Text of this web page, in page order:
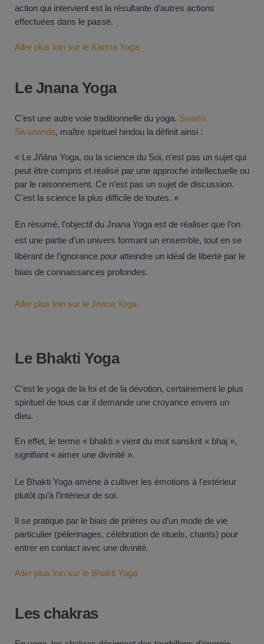
action qui intervient est la résultante d’autres actions
effectuées dans le passé.
Aller plus loin sur le Karma Yoga
Le Jnana Yoga
C’est une autre voie traditionnelle du yoga. Swami
Sivananda, maître spirituel hindou la définit ainsi :
« Le Jñāna Yoga, ou la science du Soi, n’est pas un sujet qui
peut être compris et réalisé par une approche intellectuelle ou
par le raisonnement. Ce n’est pas un sujet de discussion.
C’est la science la plus difficile de toutes. »
En résumé, l’objectif du Jnana Yoga est de réaliser que l’on
est une partie d’un univers formant un ensemble, tout en se
libérant de l’ignorance pour atteindre un idéal de liberté par le
biais de connaissances profondes.
Aller plus loin sur le Jnana Yoga
Le Bhakti Yoga
C’est le yoga de la foi et de la dévotion, certainement le plus
spirituel de tous car il demande une croyance envers un
dieu.
En effet, le terme « bhakti » vient du mot sanskrit « bhaj »,
signifiant « aimer une divinité ».
Le Bhakti Yoga amène à cultiver les émotions à l’extérieur
plutôt qu’à l’intérieur de soi.
Il se pratique par le biais de prières ou d’un mode de vie
particulier (pèlerinages, célébration de rituels, chants) pour
entrer en contact avec une divinité.
Aller plus loin sur le Bhakti Yoga
Les chakras